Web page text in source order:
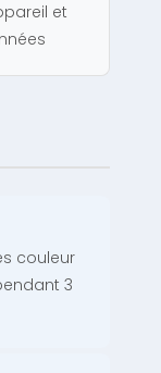
et
couleur
3